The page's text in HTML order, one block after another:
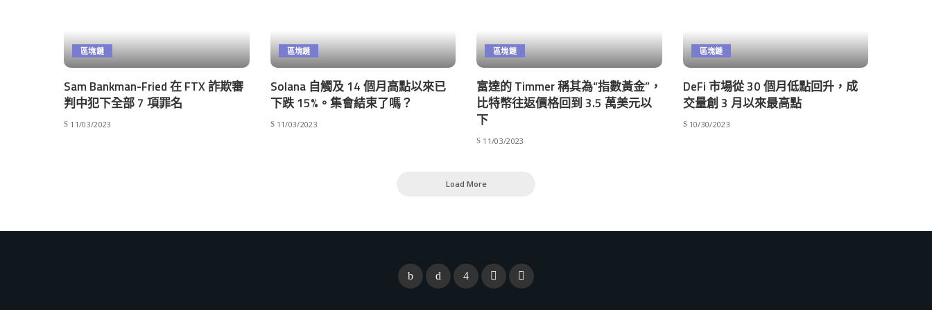
區塊鏈
Sam Bankman-Fried 在 FTX 詐欺審
判中犯下全部 7 項罪名
11/03/2023
區塊鏈
Solana 自觸及 14 個月高點以來已
下跌 15%。集會結束了嗎？
11/03/2023
區塊鏈
富達的 Timmer 稱其為“指數黃金”，
比特幣往返價格回到 3.5 萬美元以
下
11/03/2023
區塊鏈
DeFi 市場從 30 個月低點回升，成
交量創 3 月以來最高點
10/30/2023
Load More